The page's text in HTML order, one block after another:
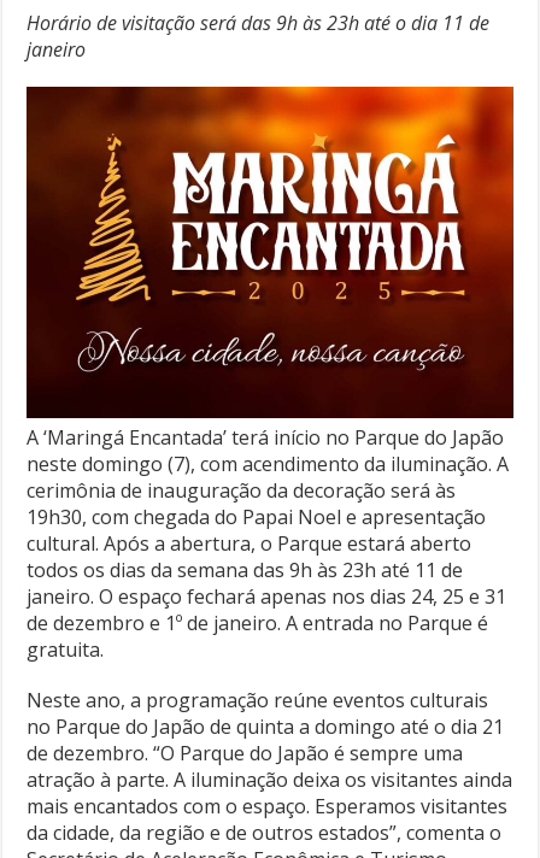
Horário de visitação será das 9h às 23h até o dia 11 de
janeiro
A ‘Maringá Encantada’ terá início no Parque do Japão
neste domingo (7), com acendimento da iluminação. A
cerimônia de inauguração da decoração será às
19h30, com chegada do Papai Noel e apresentação
cultural. Após a abertura, o Parque estará aberto
todos os dias da semana das 9h às 23h até 11 de
janeiro. O espaço fechará apenas nos dias 24, 25 e 31
de dezembro e 1º de janeiro. A entrada no Parque é
gratuita.
Neste ano, a programação reúne eventos culturais
no Parque do Japão de quinta a domingo até o dia 21
de dezembro. “O Parque do Japão é sempre uma
atração à parte. A iluminação deixa os visitantes ainda
mais encantados com o espaço. Esperamos visitantes
da cidade, da região e de outros estados”, comenta o